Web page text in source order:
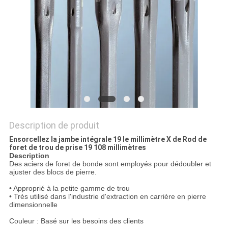
PRIVACY
POLICY
Description de produit
Ensorcellez la jambe intégrale 19 le millimètre X de Rod de
foret de trou de prise 19 108 millimètres
Description
Des aciers de foret de bonde sont employés pour dédoubler et
ajuster des blocs de pierre.
• Approprié à la petite gamme de trou
• Très utilisé dans l'industrie d'extraction en carrière en pierre
dimensionnelle
Couleur : Basé sur les besoins des clients